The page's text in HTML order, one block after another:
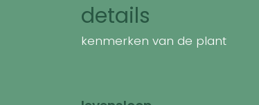
details
kenmerken van de plant